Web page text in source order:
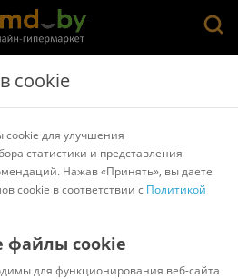
Терки, измельчители, овощерезки
cookie
cookie для улучшения
статистики и представления
Нажав «Принять», вы даете
cookie в соответствии с Политикой
файлы cookie
для функционирования веб-сайта